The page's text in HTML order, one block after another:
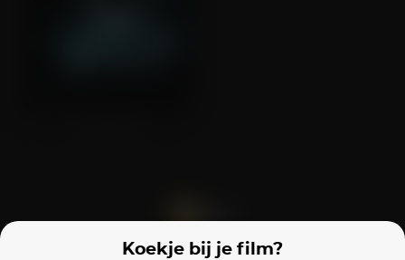
Koekje bij je film?